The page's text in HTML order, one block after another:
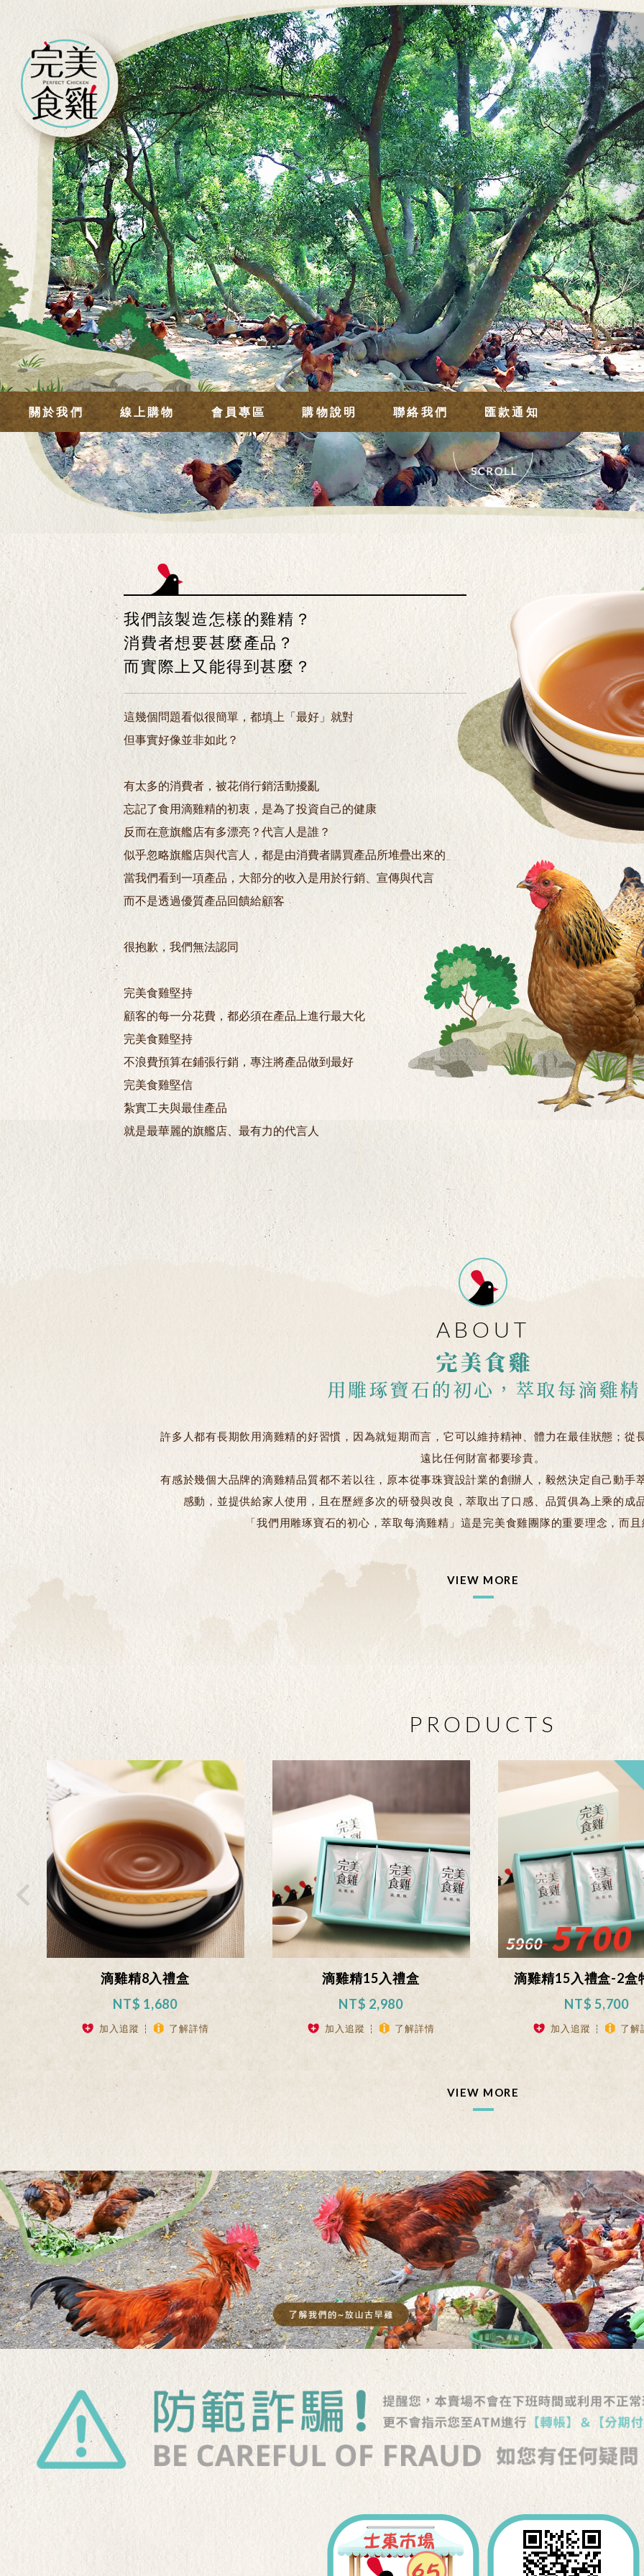
關於我們 線上購物 會員專區 購物說明 聯絡我們 匯款通知
我們該製造怎樣的雞精？
消費者想要甚麼產品？
而實際上又能得到甚麼？
這幾個問題看似很簡單，都填上「最好」就對
但事實好像並非如此？
有太多的消費者，被花俏行銷活動擾亂
忘記了食用滴雞精的初衷，是為了投資自己的健康
反而在意旗艦店有多漂亮？代言人是誰？
似乎忽略旗艦店與代言人，都是由消費者購買產品所堆疊出來的
當我們看到一項產品，大部分的收入是用於行銷、宣傳與代言
而不是透過優質產品回饋給顧客
很抱歉，我們無法認同
完美食雞堅持
顧客的每一分花費，都必須在產品上進行最大化
完美食雞堅持
不浪費預算在鋪張行銷，專注將產品做到最好
完美食雞堅信
紮實工夫與最佳產品
就是最華麗的旗艦店、最有力的代言人
ABOUT
許多人都有長期飲用滴雞精的好習慣，因為就短期而言，它可以維持精神、體力在最佳狀態；從
遠比任何財富都要珍貴。
有感於幾個大品牌的滴雞精品質都不若以往，原本從事珠寶設計業的創辦人，毅然決定自己動手
感動，並提供給家人使用，且在歷經多次的研發與改良，萃取出了口感、品質俱為上乘的成
「我們用雕琢寶石的初心，萃取每滴雞精」這是完美食雞團隊的重要理念，而
VIEW MORE
PRODUCTS
Previous
滴雞精8入禮盒
NT$ 1,680
加入追蹤 了解詳情
滴雞精15入禮盒
NT$ 2,980
加入追蹤 了解詳情
滴雞精15入禮盒-2盒
NT$ 5,700
加入追蹤 了解
VIEW MORE